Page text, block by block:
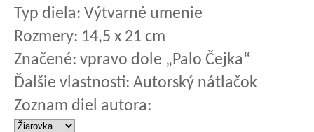
Typ diela: Výtvarné umenie
Rozmery: 14,5 x 21 cm
Značené: vpravo dole „Palo Čejka“
Ďalšie vlastnosti: Autorský nátlačok
Zoznam diel autora: